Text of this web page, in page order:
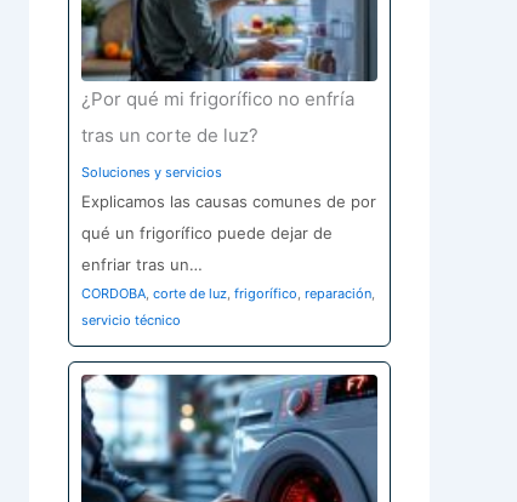
¿Por qué mi frigorífico no enfría
tras un corte de luz?
Soluciones y servicios
Explicamos las causas comunes de por
qué un frigorífico puede dejar de
enfriar tras un…
CORDOBA, corte de luz, frigorífico, reparación,
servicio técnico